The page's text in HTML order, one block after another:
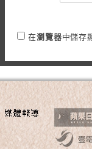
在瀏覽器中儲存